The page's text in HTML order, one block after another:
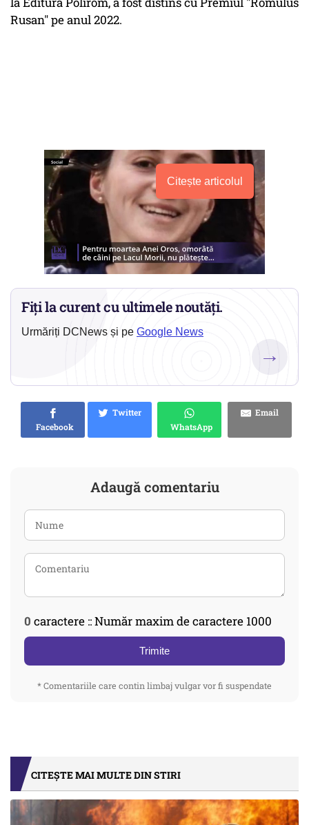
Rusan" pe anul 2022.
Citește articolul
Fiți la curent cu ultimele noutăți.
Urmăriți DCNews și pe Google News
→
Facebook
Twitter
WhatsApp
Email
Adaugă comentariu
0 caractere :: Număr maxim de caractere 1000
Trimite
* Comentariile care contin limbaj vulgar vor fi suspendate
CITEȘTE MAI MULTE DIN STIRI